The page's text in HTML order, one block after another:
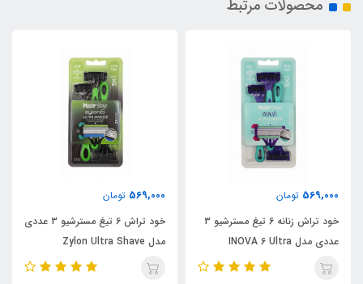
محصولات مرتبط
خود تراش زنانه 6 تیغ مسترشیو 3
عددی مدل INOVA 6 Ultra
خود تراش 6 تیغ مسترشیو 3 عددی
مدل Zylon Ultra Shave
اسپری